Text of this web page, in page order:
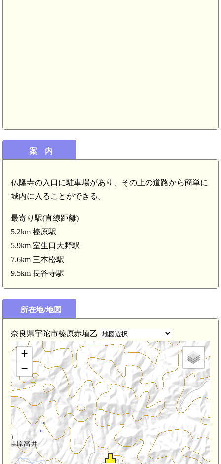
案 内
仏隆寺の入口に駐車場があり、その上の道路から簡単に
城内に入ることができる。
最寄り駅(直線距離)
5.2km 榛原駅
5.9km 室生口大野駅
7.6km 三本松駅
9.5km 長谷寺駅
所在地/地図
奈良県宇陀市榛原赤埴乙
城(5.0km)
+
−